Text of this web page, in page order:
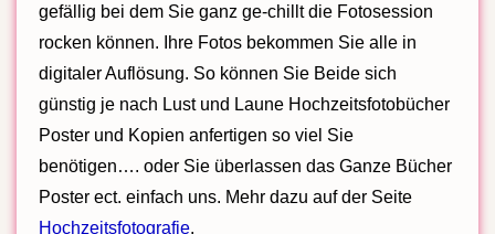
gefällig bei dem Sie ganz ge-chillt die Fotosession
rocken können. Ihre Fotos bekommen Sie alle in
digitaler Auflösung. So können Sie Beide sich
günstig je nach Lust und Laune Hochzeitsfotobücher
Poster und Kopien anfertigen so viel Sie
benötigen…. oder Sie überlassen das Ganze Bücher
Poster ect. einfach uns. Mehr dazu auf der Seite
Hochzeitsfotografie.